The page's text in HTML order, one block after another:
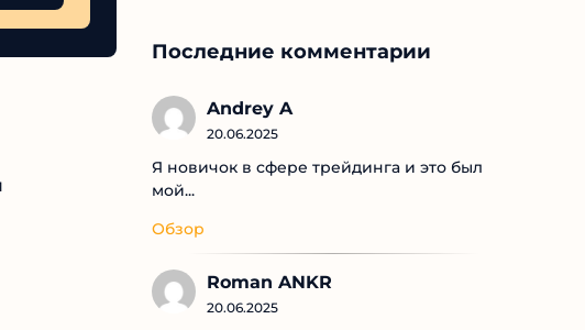
Последние комментарии
Andrey A
20.06.2025
Я новичок в сфере трейдинга и это был
мой...
Обзор
Roman ANKR
20.06.2025